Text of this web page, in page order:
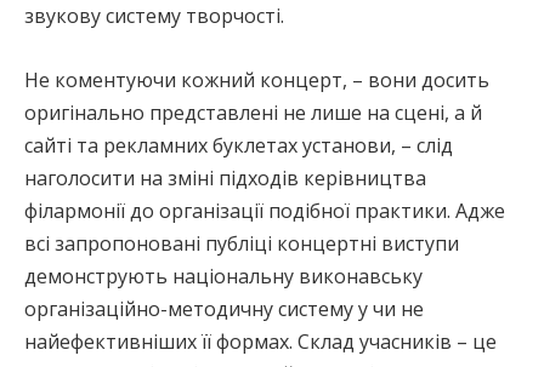
звукову систему творчості.
Не коментуючи кожний концерт, – вони досить
оригінально представлені не лише на сцені, а й
сайті та рекламних буклетах установи, – слід
наголосити на зміні підходів керівництва
філармонії до організації подібної практики. Адже
всі запропоновані публіці концертні виступи
демонструють національну виконавську
організаційно-методичну систему у чи не
найефективніших її формах. Склад учасників – це